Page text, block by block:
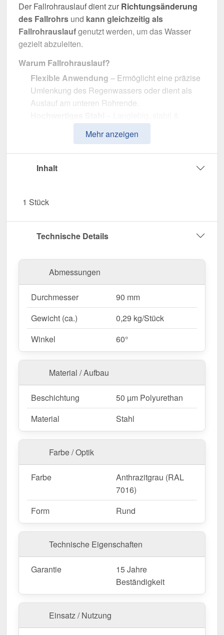
Der Fallrohrauslauf dient zur Richtungsänderung
des Fallrohrs und kann gleichzeitig als
Fallrohrauslaufgenutzt werden, um das Wasser
gezielt abzuleiten.
Warum Fallrohrauslauf?
Flexible Anwendung – Ermöglicht eine präzise
Umlenkung des Regenwassers oder dient als
Auslauf am unteren Rohrende.
Effiziente Wasserableitung– Optimale
Dimension mit 90 mm Durchmesser.
Einfache Montage
Sonneneinstrahlung, Feuchtigkeit & andere
& Sicherheit.
Jetzt Fallrohrauslauf bestellen – Für eine
passgenaue & kontrollierte Wasserführung!
Mehr anzeigen
Inhalt
1 Stück
Technische Details
Abmessungen
Durchmesser
90 mm
Gewicht (ca.)
0,29 kg/Stück
Winkel
60°
Material / Aufbau
Beschichtung
50 µm Polyurethan
Material
Stahl
Farbe / Optik
Farbe
Anthrazitgrau (RAL
7016)
Form
Rund
Technische Eigenschaften
Garantie
15 Jahre
Beständigkeit
Einsatz / Nutzung